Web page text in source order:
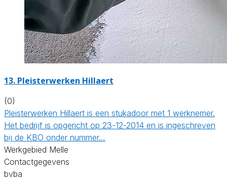
13. Pleisterwerken Hillaert
(0)
Pleisterwerken Hillaert is een stukadoor met 1 werknemer.
Het bedrijf is opgericht op 23-12-2014 en is ingeschreven
bij de KBO onder nummer…
Werkgebied Melle
Contactgegevens
bvba